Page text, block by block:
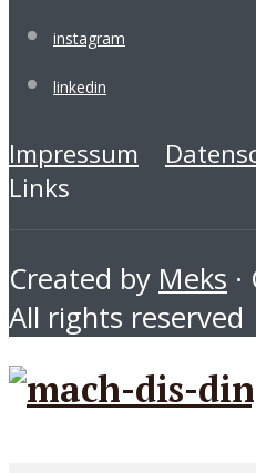
instagram
linkedin
Impressum
Links
Created by Meks
All rights reserved